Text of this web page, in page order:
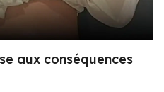
aux conséquences